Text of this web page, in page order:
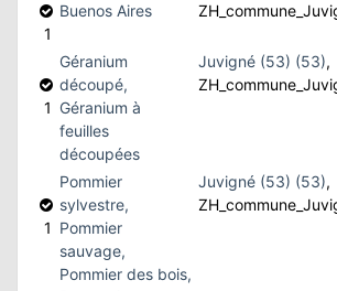
1
Buenos Aires
1
Géranium
découpé,
Géranium à
feuilles
découpées
Juvigné (53) (53),
1
Pommier
sylvestre,
Pommier
sauvage,
Pommier des bois,
Juvigné (53) (53),